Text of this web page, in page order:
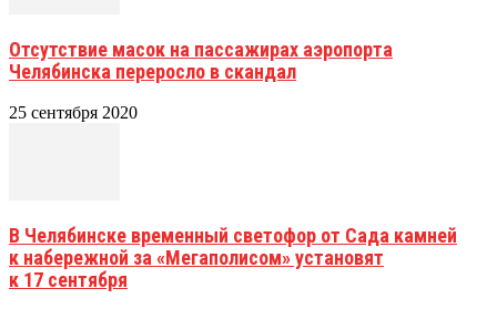
Отсутствие масок на пассажирах аэропорта
Челябинска переросло в скандал
25 сентября 2020
В Челябинске временный светофор от Сада камней
к набережной за «Мегаполисом» установят
к 17 сентября